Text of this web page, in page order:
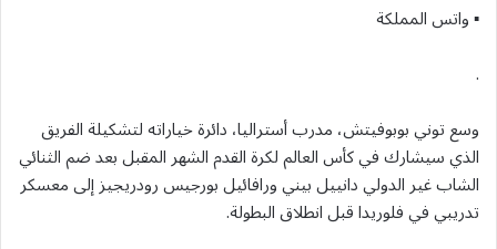
▪︎ واتس المملكة
.
وسع توني بوبوفيتش، مدرب أستراليا، دائرة خياراته لتشكيلة الفريق
الذي سيشارك في كأس ​العالم لكرة القدم الشهر المقبل بعد ضم الثنائي
الشاب غير الدولي دانييل بيني ورافائيل بورجيس رودريجيز إلى معسكر
تدريبي في فلوريدا قبل انطلاق البطولة.